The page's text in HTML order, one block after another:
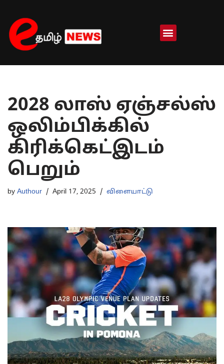
Skip
to
content
2028 லாஸ் ஏஞ்சல்ஸ்
ஒலிம்பிக்கில்
கிரிக்கெட்இடம்
பெறும்
by Authour April 17, 2025 விளையாட்டு